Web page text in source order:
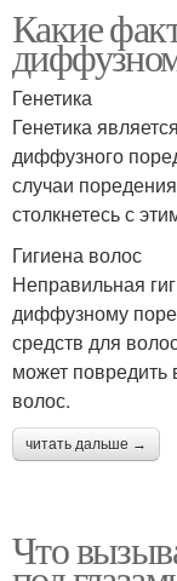
Какие
Генетика
Генетика
диффузного
случаи
столкнетесь с
Гигиена волос
Неправильная
диффузному
средств для
может
волос.
читать дальше →
Что